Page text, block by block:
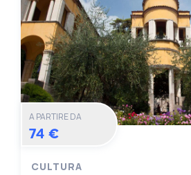
A PARTIRE DA
74 €
CULTURA